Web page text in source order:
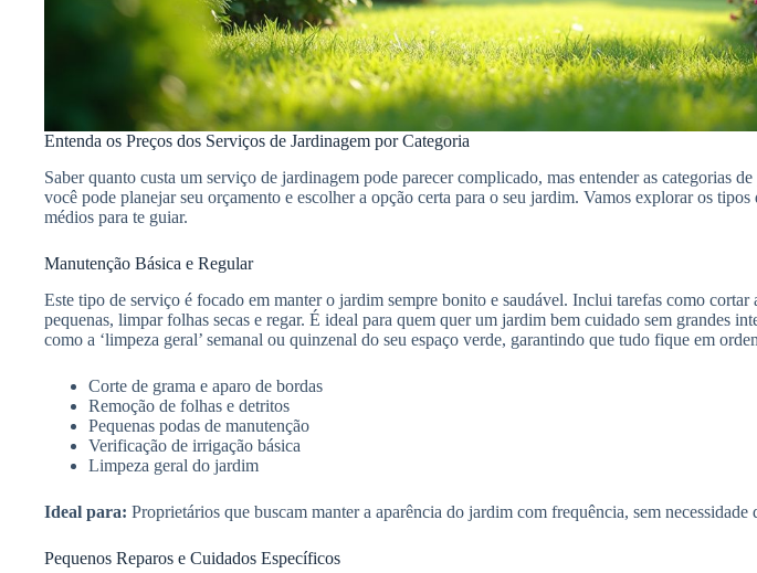
Entenda os Preços dos Serviços de Jardinagem por Categoria
Saber quanto custa um serviço de jardinagem pode parecer complicado, mas entender as categorias
você pode planejar seu orçamento e escolher a opção certa para o seu jardim. Vamos explorar os tipos
médios para te guiar.
Manutenção Básica e Regular
Este tipo de serviço é focado em manter o jardim sempre bonito e saudável. Inclui tarefas como cortar
pequenas, limpar folhas secas e regar. É ideal para quem quer um jardim bem cuidado sem grandes
como a ‘limpeza geral’ semanal ou quinzenal do seu espaço verde, garantindo que tudo fique em
Corte de grama e aparo de bordas
Remoção de folhas e detritos
Pequenas podas de manutenção
Verificação de irrigação básica
Limpeza geral do jardim
Ideal para: Proprietários que buscam manter a aparência do jardim com frequência, sem necessidade
Pequenos Reparos e Cuidados Específicos